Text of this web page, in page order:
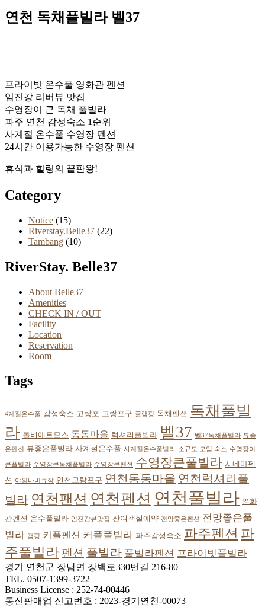
연천 독채풀빌라 벨37
프라이빗 온수풀 영화관 펜션
임진강 리버뷰 맛집
수영장이 큰 독채 풀빌라
파주 연천 감성숙소 1순위
사계절 온수풀 수영장 펜션
24시간 이용가능한 수영장 펜션
휴식과 힐링의 끝판왕!
Category
Notice (15)
Riverstay.Belle37 (22)
Tambang (10)
RiverStay. Belle37
About Belle37
Amenities
CHECK IN / OUT
Facility
Location
Reservation
Room
Tags
4계절온수풀 감성숙소 고랑포 고랑포구 글램핑 독채펜션 독채풀빌
라 돌비애트모스 동동마을 럭셔리풀빌라 벨37 벨37독채풀빌라 뷰좋
은펜션 뷰좋은풀빌라 사계절온수풀 사계절온수풀빌라 소규모 모임 숙소 수영장이
큰풀빌라 수영장큰독채풀빌라 수영장큰펜션 수영장큰풀빌라 시네마펜
션
야외바비큐장 연천고랑포구 연천동동마을 연천럭셔리풀
빌라 연천팬션 연천펜션 연천풀빌라 영화
관펜션 온수풀빌라 임진강뷰맛집 잔여객실예약 전망좋은펜션 전망좋은풀
빌라 캠핑 커플펜션 커플풀빌라 파주감성숙소 파주펜션 파
주풀빌라 펜션 풀빌라 풀빌라펜션 프라이빗풀빌라
경기 연천군 장남면 장백로330번길 216-80
TEL. 0507-1399-3722
Business License : 252-74-00446
통신판매업 신고번호 : 2023-경기연천-00073